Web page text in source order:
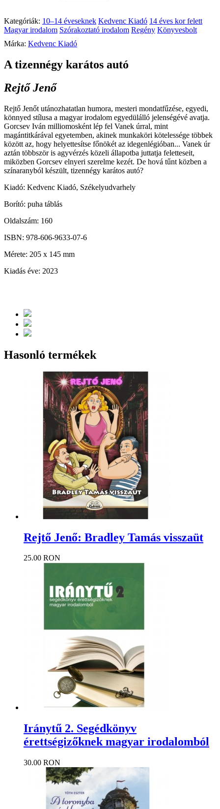
Kategóriák: 10–14 éveseknek Kedvenc Kiadó 14 éves kor felett
Magyar irodalom Szórakoztató irodalom Regény Könyvesbolt
Márka: Kedvenc Kiadó
A tizennégy karátos autó
Rejtő Jenő
Rejtő Jenőt utánozhatatlan humora, mesteri mondatfűzése, egyedi,
könnyed stílusa a magyar irodalom egyedülálló jelenségévé avatja.
Gorcsev Iván milliomosként lép fel Vanek úrral, mint
magántitkárával egyetemben, akinek munkaköri kötelessége többek
között az, hogy helyettesítse főnökét az idegenlégióban... Vanek úr
aztán többször is agyvérzés közeli állapotba juttatja feletteseit,
miközben Gorcsev elnyeri szerelme kezét. De hová tűnt közben a
színaranyból készült, tizennégy karátos autó?
Kiadó: Kedvenc Kiadó, Székelyudvarhely
Borító: puha táblás
Oldalszám: 160
ISBN: 978-606-9633-07-6
Mérete: 205 x 145 mm
Kiadás éve: 2023
Hasonló termékek
Rejtő Jenő: Bradley Tamás visszaüt
25.00 RON
Iránytű 2. Segédkönyv
érettségizőknek magyar irodalomból
30.00 RON